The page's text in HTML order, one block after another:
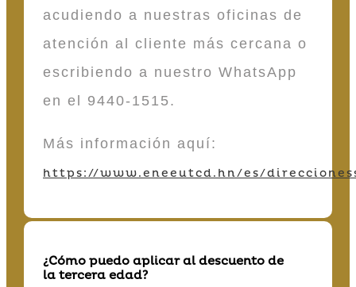
acudiendo a nuestras oficinas de
atención al cliente más cercana o
escribiendo a nuestro WhatsApp
en el 9440-1515.
Más información aquí:
https://www.eneeutcd.hn/es/
¿Cómo puedo aplicar al descuento de
la tercera edad?